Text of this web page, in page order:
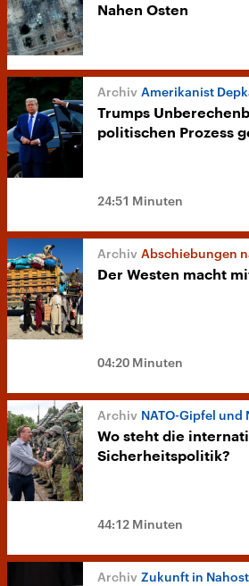
Nahen Osten
Amerikanist
Trumps
politischen Prozess
24:51 Minuten
Abschiebungen
Der Westen macht
04:20 Minuten
NATO-Gipfel und
Wo steht die
Sicherheitspolitik?
44:12 Minuten
Zukunft in Nahost